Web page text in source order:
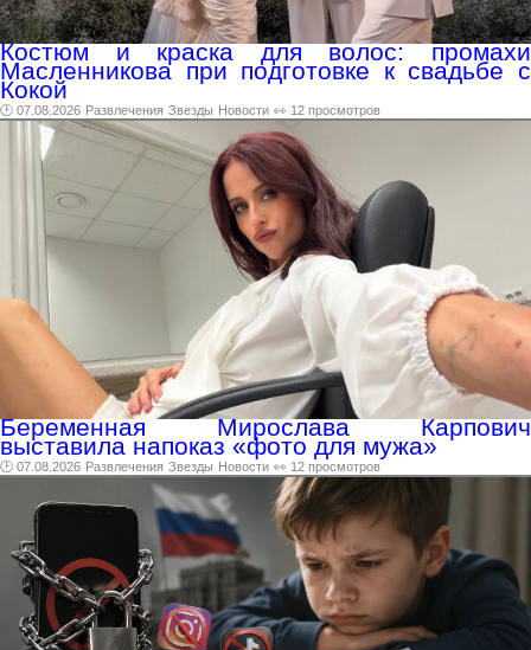
Костюм и краска для волос: промахи
Масленникова при подготовке к свадьбе с
Кокой
🕑 07.08.2026 Развлечения Звезды Новости 👀 12 просмотров
Беременная Мирослава Карпович
выставила напоказ «фото для мужа»
🕑 07.08.2026 Развлечения Звезды Новости 👀 12 просмотров